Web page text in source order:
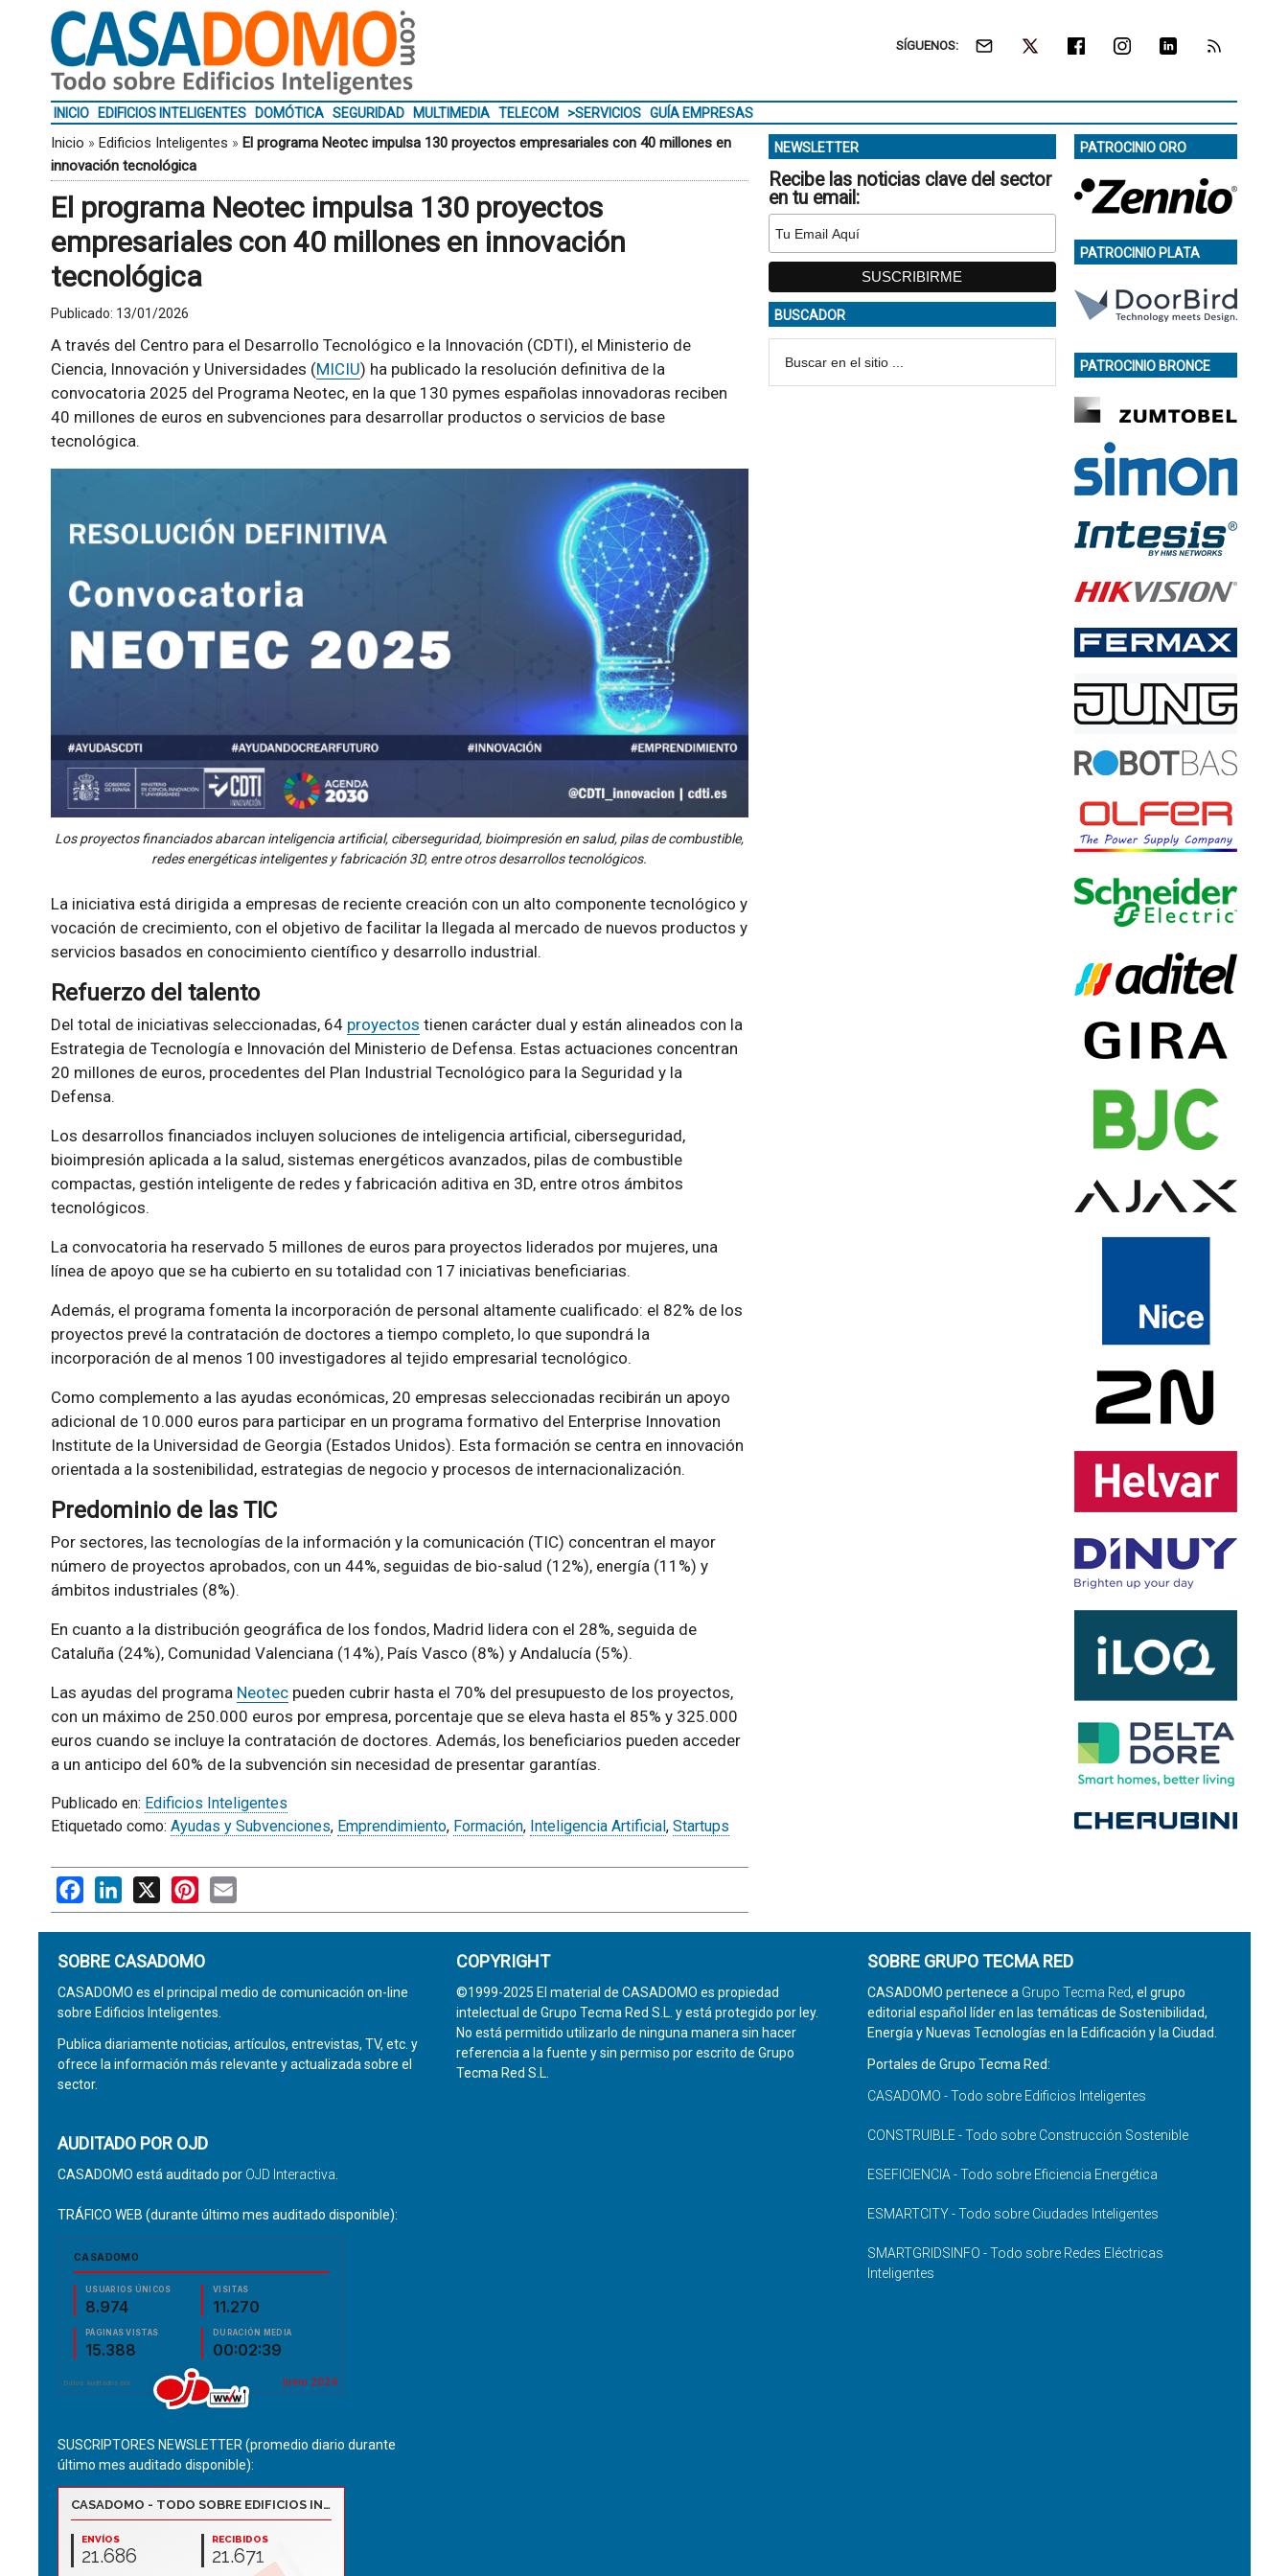
SÍGUENOS:
INICIO EDIFICIOS INTELIGENTES DOMÓTICA SEGURIDAD MULTIMEDIA TELECOM >SERVICIOS GUÍA EMPRESAS
Inicio » Edificios Inteligentes » El programa Neotec impulsa 130 proyectos empresariales con 40 millones en
innovación tecnológica
El programa Neotec impulsa 130 proyectos
empresariales con 40 millones en innovación
tecnológica
Publicado: 13/01/2026
A través del Centro para el Desarrollo Tecnológico e la Innovación (CDTI), el Ministerio de
Ciencia, Innovación y Universidades (MICIU) ha publicado la resolución definitiva de la
convocatoria 2025 del Programa Neotec, en la que 130 pymes españolas innovadoras reciben
40 millones de euros en subvenciones para desarrollar productos o servicios de base
tecnológica.
Los proyectos financiados abarcan inteligencia artificial, ciberseguridad, bioimpresión en salud, pilas de combustible,
redes energéticas inteligentes y fabricación 3D, entre otros desarrollos tecnológicos.
La iniciativa está dirigida a empresas de reciente creación con un alto componente tecnológico y
vocación de crecimiento, con el objetivo de facilitar la llegada al mercado de nuevos productos y
servicios basados en conocimiento científico y desarrollo industrial.
Refuerzo del talento
Del total de iniciativas seleccionadas, 64 proyectos tienen carácter dual y están alineados con la
Estrategia de Tecnología e Innovación del Ministerio de Defensa. Estas actuaciones concentran
20 millones de euros, procedentes del Plan Industrial Tecnológico para la Seguridad y la
Defensa.
Los desarrollos financiados incluyen soluciones de inteligencia artificial, ciberseguridad,
bioimpresión aplicada a la salud, sistemas energéticos avanzados, pilas de combustible
compactas, gestión inteligente de redes y fabricación aditiva en 3D, entre otros ámbitos
tecnológicos.
La convocatoria ha reservado 5 millones de euros para proyectos liderados por mujeres, una
línea de apoyo que se ha cubierto en su totalidad con 17 iniciativas beneficiarias.
Además, el programa fomenta la incorporación de personal altamente cualificado: el 82% de los
proyectos prevé la contratación de doctores a tiempo completo, lo que supondrá la
incorporación de al menos 100 investigadores al tejido empresarial tecnológico.
Como complemento a las ayudas económicas, 20 empresas seleccionadas recibirán un apoyo
adicional de 10.000 euros para participar en un programa formativo del Enterprise Innovation
Institute de la Universidad de Georgia (Estados Unidos). Esta formación se centra en innovación
orientada a la sostenibilidad, estrategias de negocio y procesos de internacionalización.
Predominio de las TIC
Por sectores, las tecnologías de la información y la comunicación (TIC) concentran el mayor
número de proyectos aprobados, con un 44%, seguidas de bio-salud (12%), energía (11%) y
ámbitos industriales (8%).
En cuanto a la distribución geográfica de los fondos, Madrid lidera con el 28%, seguida de
Cataluña (24%), Comunidad Valenciana (14%), País Vasco (8%) y Andalucía (5%).
Las ayudas del programa Neotecpueden cubrir hasta el 70% del presupuesto de los proyectos,
con un máximo de 250.000 euros por empresa, porcentaje que se eleva hasta el 85% y 325.000
euros cuando se incluye la contratación de doctores. Además, los beneficiarios pueden acceder
a un anticipo del 60% de la subvención sin necesidad de presentar garantías.
Publicado en: Edificios Inteligentes
Etiquetado como: Ayudas y Subvenciones, Emprendimiento, Formación, Inteligencia Artificial, Startups
FacebookLinkedIn
X PinterestEmail
NEWSLETTER
Recibe las noticias clave del sector
en tu email:
BUSCADOR
PATROCINIO ORO
PATROCINIO PLATA
PATROCINIO BRONCE
SOBRE CASADOMO
CASADOMO es el principal medio de comunicación on-line
sobre Edificios Inteligentes.
Publica diariamente noticias, artículos, entrevistas, TV, etc. y
ofrece la información más relevante y actualizada sobre el
sector.
AUDITADO POR OJD
CASADOMO está auditado por OJD Interactiva
TRÁFICO WEB (durante último mes auditado disponible):
SUSCRIPTORES NEWSLETTER (promedio diario durante
último mes auditado disponible):
COPYRIGHT
©1999-2025 El material de CASADOMO es propiedad
intelectual de Grupo Tecma Red S.L. y está protegido por ley.
No está permitido utilizarlo de ninguna manera sin hacer
referencia a la fuente y sin permiso por escrito de Grupo
Tecma Red S.L.
SOBRE GRUPO TECMA RED
CASADOMO pertenece a Grupo Tecma Red, el grupo
editorial español líder en las temáticas de Sostenibilidad,
Energía y Nuevas Tecnologías en la Edificación y la Ciudad.
Portales de Grupo Tecma Red:
CASADOMO - Todo sobre Edificios Inteligentes
CONSTRUIBLE - Todo sobre Construcción Sostenible
ESEFICIENCIA - Todo sobre Eficiencia Energética
ESMARTCITY - Todo sobre Ciudades Inteligentes
SMARTGRIDSINFO - Todo sobre Redes Eléctricas
Inteligentes